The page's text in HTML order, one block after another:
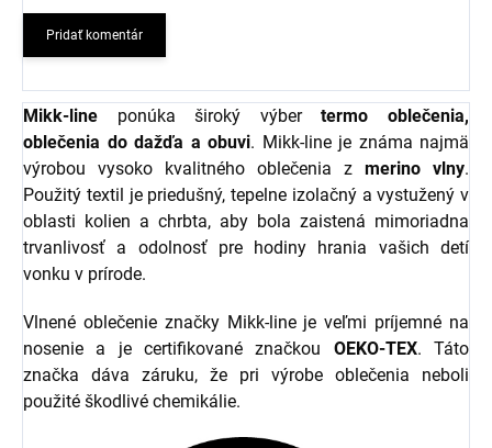
Pridať komentár
Mikk-line ponúka široký výbertermo oblečenia,
oblečenia do dažďa a obuvi. Mikk-line je známa najmä
výrobou vysoko kvalitného oblečenia z merino vlny.
Použitý textil je priedušný, tepelne izolačný a vystužený v
oblasti kolien a chrbta, aby bola zaistená mimoriadna
trvanlivosť a odolnosť pre hodiny hrania vašich detí
vonku v prírode.
Vlnené oblečenie značky Mikk-line je veľmi príjemné na
nosenie a je certifikované značkou OEKO-TEX. Táto
značka dáva záruku, že pri výrobe oblečenia neboli
použité škodlivé chemikálie.